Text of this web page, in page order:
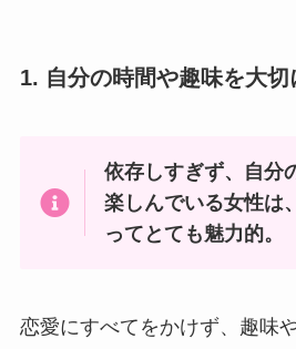
1. 自分の時間や趣味を大切
依存しすぎず、自分
楽しんでいる女性は
ってとても魅力的。
恋愛にすべてをかけず、趣味